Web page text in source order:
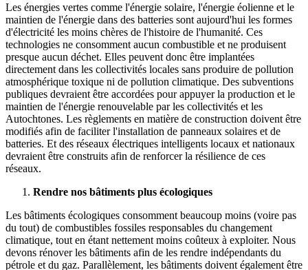
Les énergies vertes comme l'énergie solaire, l'énergie éolienne et le
maintien de l'énergie dans des batteries sont aujourd'hui les formes
d'électricité les moins chères de l'histoire de l'humanité. Ces
technologies ne consomment aucun combustible et ne produisent
presque aucun déchet. Elles peuvent donc être implantées
directement dans les collectivités locales sans produire de pollution
atmosphérique toxique ni de pollution climatique. Des subventions
publiques devraient être accordées pour appuyer la production et le
maintien de l'énergie renouvelable par les collectivités et les
Autochtones. Les règlements en matière de construction doivent être
modifiés afin de faciliter l'installation de panneaux solaires et de
batteries. Et des réseaux électriques intelligents locaux et nationaux
devraient être construits afin de renforcer la résilience de ces
réseaux.
Rendre nos bâtiments plus écologiques
Les bâtiments écologiques consomment beaucoup moins (voire pas
du tout) de combustibles fossiles responsables du changement
climatique, tout en étant nettement moins coûteux à exploiter. Nous
devons rénover les bâtiments afin de les rendre indépendants du
pétrole et du gaz. Parallèlement, les bâtiments doivent également être